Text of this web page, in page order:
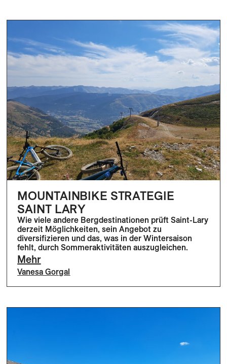
MOUNTAINBIKE STRATEGIE
SAINT LARY
Wie viele andere Bergdestinationen prüft Saint-Lary
derzeit Möglichkeiten, sein Angebot zu
diversifizieren und das, was in der Wintersaison
fehlt, durch Sommeraktivitäten auszugleichen.
Mehr
Vanesa Gorgal